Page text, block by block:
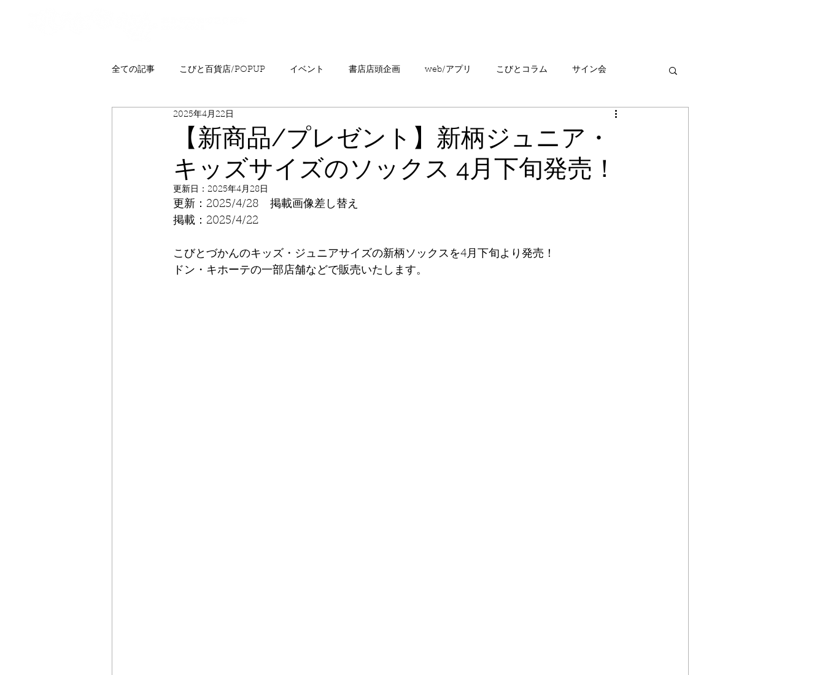
全ての記事 こびと百貨店/POPUP イベント 書店店頭企画 web/アプリ こびとコラム サイン会
プレゼント ニュース
こびとはくぶつかん FAQ こびとづかんの町つるぎ
【新商品/プレゼント】新柄ジュニア・
キッズサイズのソックス 4月下旬発売！
2025年4月22日
更新日： 2025年4月28日
更新：2025/4/28　掲載画像差し替え
掲載：2025/4/22
こびとづかんのキッズ・ジュニアサイズの新柄ソックスを4月下旬より発売！
ドン・キホーテの一部店舗などで販売いたします。